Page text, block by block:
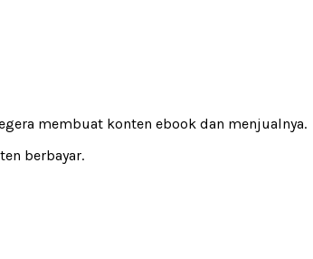
membuat konten ebook dan menjualnya.
berbayar.